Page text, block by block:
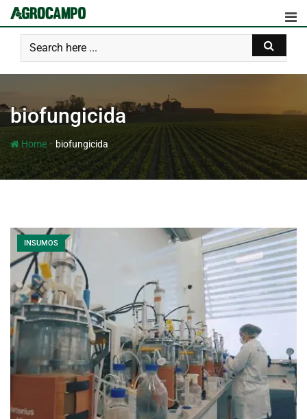
biofungicida
Home- biofungicida
INSUMOS